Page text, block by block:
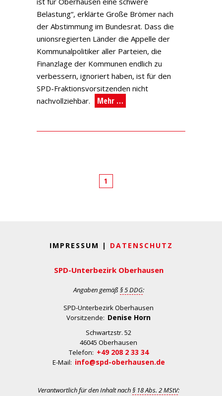
Belastung“, erklärte Große Brömer nach
der Abstimmung im Bundesrat. Dass die
unionsregierten Länder die Appelle der
Kommunalpolitiker aller Parteien, die
Finanzlage der Kommunen endlich zu
verbessern, ignoriert haben, ist für den
SPD-Fraktionsvorsitzenden nicht
nachvollziehbar.
Mehr …
1
IMPRESSUM | DATENSCHUTZ
SPD-Unterbezirk Oberhausen
Angaben gemäß § 5 DDG:
SPD-Unterbezirk Oberhausen
Vorsitzende: Denise Horn
Schwartzstr. 52
46045 Oberhausen
Telefon: +49 208 2 33 34
E-Mail: info@spd-oberhausen.de
Verantwortlich für den Inhalt nach§ 18 Abs. 2 MStV: